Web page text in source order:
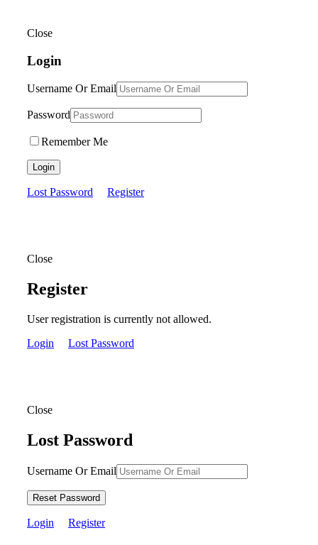
Close
Login
Username Or Email
Password
Remember Me
Login
Lost Password Register
Close
Register
User registration is currently not allowed.
Login
Lost Password
Close
Lost Password
Username Or Email
Reset Password
Login Register